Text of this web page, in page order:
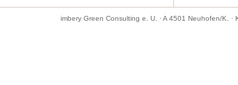
imbery Green Consulting e. U. · A 4501 Neuhofen/K.